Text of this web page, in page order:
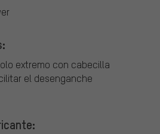
extremo con cabecilla
el desenganche